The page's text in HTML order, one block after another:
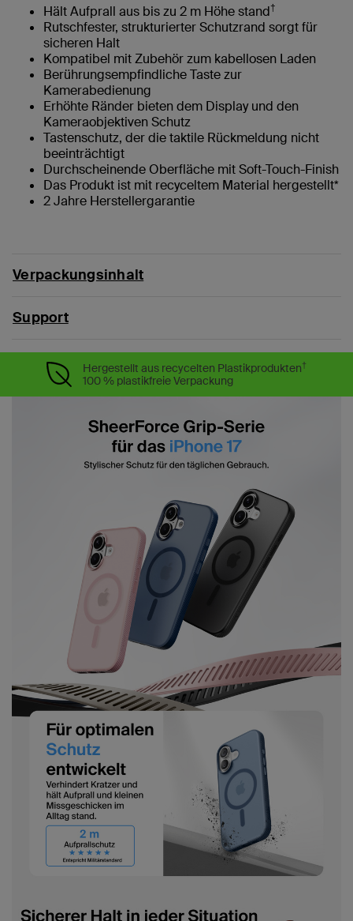
Hält Aufprall aus bis zu 2 m Höhe stand†
Rutschfester, strukturierter Schutzrand sorgt für
sicheren Halt
Kompatibel mit Zubehör zum kabellosen Laden
Berührungsempfindliche Taste zur
Kamerabedienung
Erhöhte Ränder bieten dem Display und den
Kameraobjektiven Schutz
Tastenschutz, der die taktile Rückmeldung nicht
beeinträchtigt
Durchscheinende Oberfläche mit Soft-Touch-Finish
Das Produkt ist mit recyceltem Material hergestellt*
2 Jahre Herstellergarantie
Verpackungsinhalt
Support
Hergestellt aus recycelten Plastikprodukten†
100 % plastikfreie Verpackung